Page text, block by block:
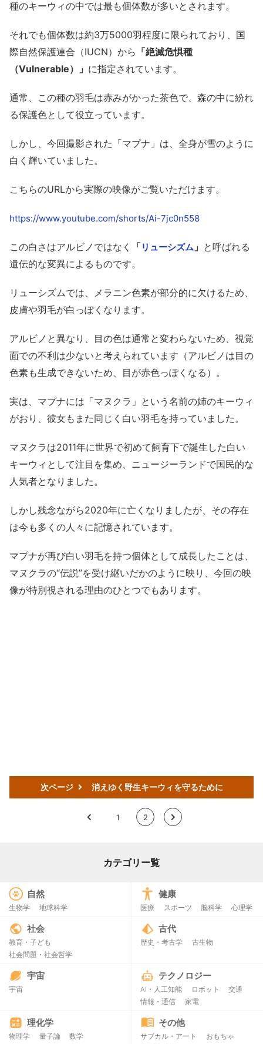
種のキーウィの中では最も個体数が多いとされます。
それでも個体数は約3万5000羽程度に限られており、国
際自然保護連合（IUCN）から 「絶滅危惧種
（Vulnerable）」 に指定されています。
通常、この種の羽毛は赤みがかった茶色で、森の中に紛れ
る保護色として役立っています。
しかし、今回撮影された「マプナ」は、全身が雪のように
白く輝いていました。
こちらのURLから実際の映像がご覧いただけます。
https://www.youtube.com/shorts/Ai-7jc0n558
この白さはアルビノではなく 「 リューシズム 」 と呼ばれる
遺伝的な変異によるものです。
リューシズムでは、メラニン色素が部分的に欠けるため、
皮膚や羽毛が白っぽくなります。
アルビノと異なり、目の色は通常と変わらないため、視覚
面での不利は少ないと考えられています（アルビノは目の
色素も生成できないため、目が赤色っぽくなる）。
実は、マプナには「マヌクラ」という名前の姉のキーウィ
がおり、彼女もまた同じく白い羽毛を持っていました。
マヌクラは2011年に世界で初めて飼育下で誕生した白い
キーウィとして注目を集め、ニュージーランドで国民的な
人気者となりました。
しかし残念ながら2020年に亡くなりましたが、その存在
は今も多くの人々に記憶されています。
マプナが再び白い羽毛を持つ個体として成長したことは、
マヌクラの“伝説”を受け継いだかのように映り、今回の映
像が特別視される理由のひとつでもあります。
次ページ 消えゆく野生キーウィを守るために
< 1 2 >
カテゴリー覧
自然
生物学 地球科学
健康
医療 スポーツ 脳科学 心理学
社会
教育・子ども
社会問題・社会哲学
古代
歴史・考古学 古生物
宇宙
宇宙
テクノロジー
AI・人工知能 ロボット
交通
情報・通信
家電
理化学
物理学 量子論 数学
その他
サブカル・アート
おもちゃ